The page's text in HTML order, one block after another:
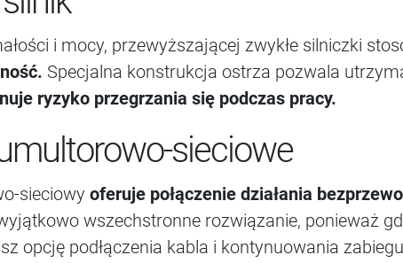
i mocy, przewyższającej zwykłe silniczki
Specjalna konstrukcja ostrza pozwala
ryzyko przegrzania się podczas pracy.
sieciowe
sieciowy oferuje połączenie działania
wszechstronne rozwiązanie, ponieważ
opcję podłączenia kabla i kontynuowania